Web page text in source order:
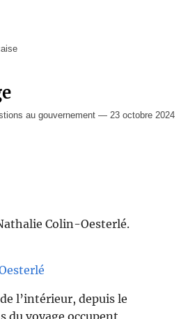
au gouvernement — 23 octobre 2024
Colin-Oesterlé.
l’intérieur, depuis le